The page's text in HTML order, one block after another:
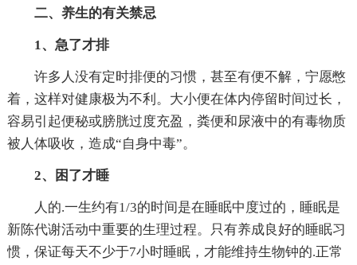
二、养生的有关禁忌
1、急了才排
许多人没有定时排便的习惯，甚至有便不解，宁愿憋
着，这样对健康极为不利。大小便在体内停留时间过长，
容易引起便秘或膀胱过度充盈，粪便和尿液中的有毒物质
被人体吸收，造成“自身中毒”。
2、困了才睡
人的.一生约有1/3的时间是在睡眠中度过的，睡眠是
新陈代谢活动中重要的生理过程。只有养成良好的睡眠习
惯，保证每天不少于7小时睡眠，才能维持生物钟的.正常